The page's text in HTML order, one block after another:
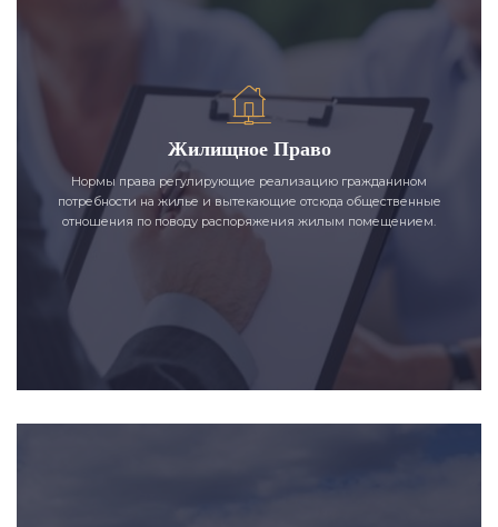
Жилищное Право
Нормы права регулирующие реализацию гражданином
потребности на жилье и вытекающие отсюда общественные
отношения по поводу распоряжения жилым помещением.